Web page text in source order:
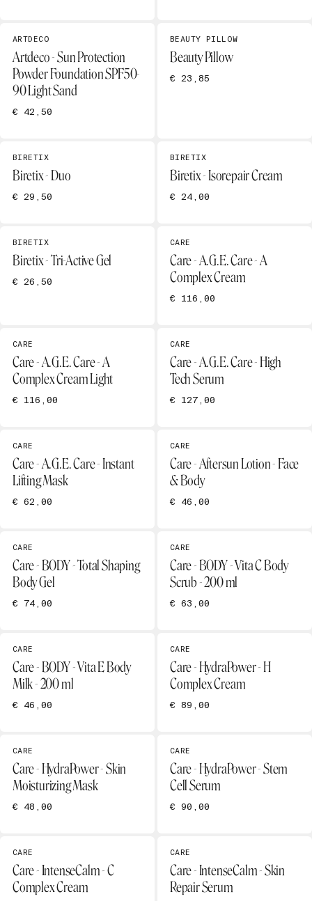
ARTDECO
Artdeco - Sun Protection
Powder Foundation SPF50-
90 Light Sand
€ 42,50
BEAUTY PILLOW
Beauty Pillow
€ 23,85
BIRETIX
Biretix - Duo
€ 29,50
BIRETIX
Biretix - Isorepair Cream
€ 24,00
BIRETIX
Biretix - Tri-Active Gel
€ 26,50
CARE
Care - A.G.E. Care - A
Complex Cream
€ 116,00
CARE
Care - A.G.E. Care - A
Complex Cream Light
€ 116,00
CARE
Care - A.G.E. Care - High
Tech Serum
€ 127,00
CARE
Care - A.G.E. Care - Instant
Lifting Mask
€ 62,00
CARE
Care - Aftersun Lotion - Face
& Body
€ 46,00
CARE
Care - BODY - Total Shaping
Body Gel
€ 74,00
CARE
Care - BODY - Vita C Body
Scrub - 200 ml
€ 63,00
CARE
Care - BODY - Vita E Body
Milk - 200 ml
€ 46,00
CARE
Care - HydraPower - H
Complex Cream
€ 89,00
CARE
Care - HydraPower - Skin
Moisturizing Mask
€ 48,00
CARE
Care - HydraPower - Stem
Cell Serum
€ 90,00
CARE
Care - IntenseCalm - C
Complex Cream
CARE
Care - IntenseCalm - Skin
Repair Serum